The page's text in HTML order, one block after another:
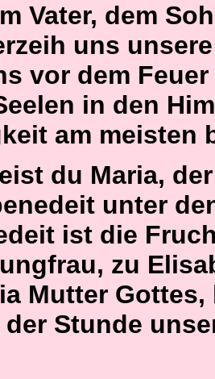
Vater, dem
uns
vor dem
in den
am meisten
du Maria,
unter
ist die
zu
Mutter
Stunde